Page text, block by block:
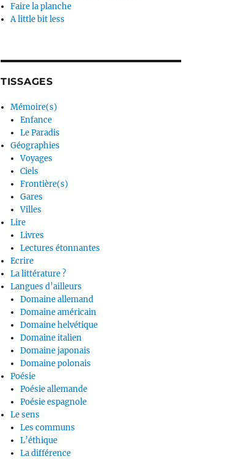
Faire la planche
A little bit less
TISSAGES
Mémoire(s)
Enfance
Le Paradis
Géographies
Voyages
Ciels
Frontière(s)
Gares
Villes
Lire
Livres
Lectures étonnantes
Ecrire
La littérature ?
Langues d’ailleurs
Domaine allemand
Domaine américain
Domaine helvétique
Domaine italien
Domaine japonais
Domaine polonais
Poésie
Poésie allemande
Poésie espagnole
Le sens
Les communs
L’éthique
La différence